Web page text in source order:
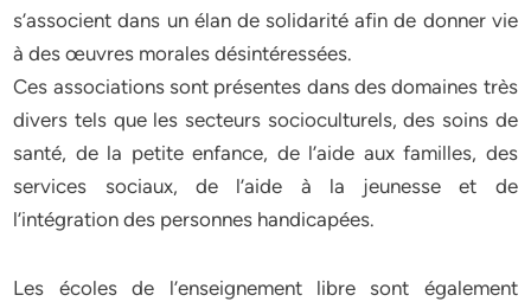
s’associent dans un élan de solidarité afin de donner vie
à des œuvres morales désintéressées.
Ces associations sont présentes dans des domaines très
divers tels que les secteurs socioculturels, des soins de
santé, de la petite enfance, de l’aide aux familles, des
services sociaux, de l’aide à la jeunesse et de
l’intégration des personnes handicapées.
Les écoles de l’enseignement libre sont également